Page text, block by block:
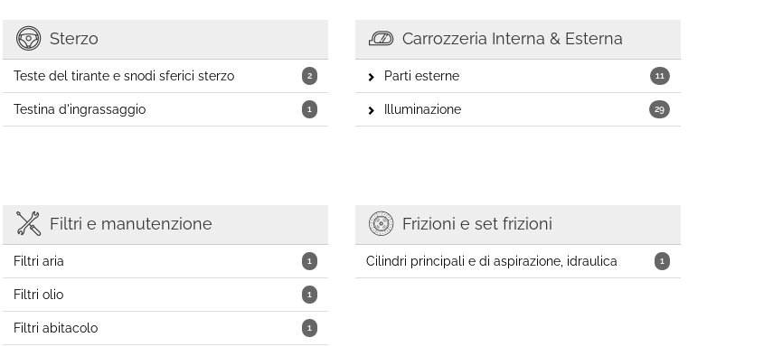
Sterzo
2
Teste del tirante e snodi sferici sterzo
1
Testina d'ingrassaggio
Carrozzeria Interna & Esterna
11
Parti esterne
29
Illuminazione
Filtri e manutenzione
1
Filtri aria
1
Filtri olio
1
Filtri abitacolo
Frizioni e set frizioni
1
Cilindri principali e di aspirazione, idraulica